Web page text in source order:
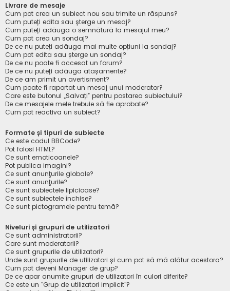
Livrare de mesaje
Cum pot crea un subiect nou sau trimite un răspuns?
Cum puteți edita sau șterge un mesaj?
Cum puteți adăuga o semnătură la mesajul meu?
Cum pot crea un sondaj?
De ce nu puteți adăuga mai multe opțiuni la sondaj?
Cum pot edita sau șterge un sondaj?
De ce nu poate fi accesat un forum?
De ce nu puteți adăuga atașamente?
De ce am primit un avertisment?
Cum poate fi raportat un mesaj unui moderator?
Care este butonul „Salvați” pentru postarea subiectului?
De ce mesajele mele trebuie să fie aprobate?
Cum pot reactiva un subiect?
Formate și tipuri de subiecte
Ce este codul BBCode?
Pot folosi HTML?
Ce sunt emoticoanele?
Pot publica imagini?
Ce sunt anunţurile globale?
Ce sunt anunţurile?
Ce sunt subiectele lipicioase?
Ce sunt subiectele închise?
Ce sunt pictogramele pentru temă?
Niveluri și grupuri de utilizatori
Ce sunt administratorii?
Care sunt moderatorii?
Ce sunt grupurile de utilizatori?
Unde sunt grupurile de utilizatori și cum pot să mă alătur acestora?
Cum pot deveni Manager de grup?
De ce apar anumite grupuri de utilizatori în culori diferite?
Ce este un "Grup de utilizatori implicit"?